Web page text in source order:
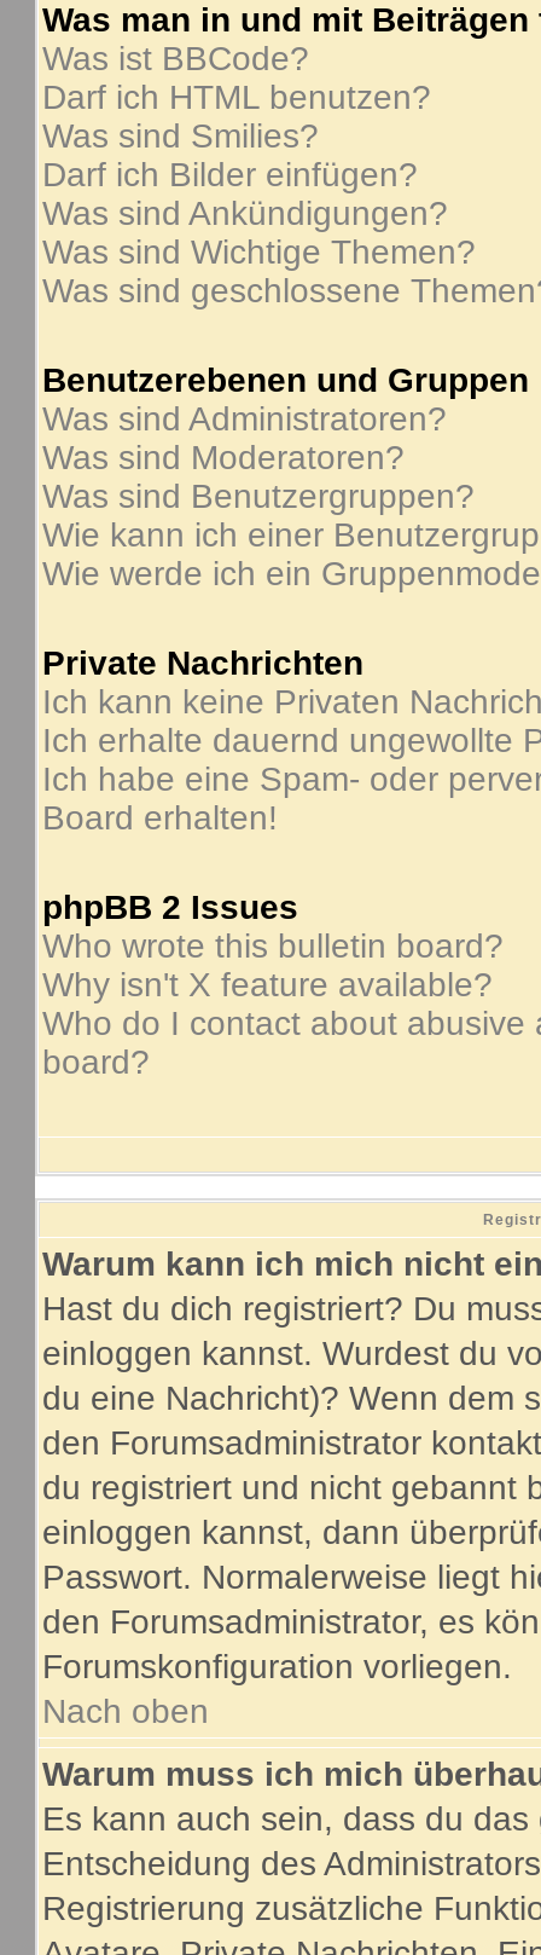
Was man in und mit Beiträgen
Was ist BBCode?
Darf ich HTML benutzen?
Was sind Smilies?
Darf ich Bilder einfügen?
Was sind Ankündigungen?
Was sind Wichtige Themen?
Was sind geschlossene
Benutzerebenen und Gruppen
Was sind Administratoren?
Was sind Moderatoren?
Was sind Benutzergruppen?
Wie kann ich einer
Wie werde ich ein
Private Nachrichten
Ich kann keine Privaten
Ich erhalte dauernd ungewollte
Ich habe eine Spam- oder
Board erhalten!
phpBB 2 Issues
Who wrote this bulletin board?
Why isn't X feature available?
Who do I contact about
board?
Warum kann ich mich nicht
Hast du dich registriert? Du
einloggen kannst. Wurdest du
du eine Nachricht)? Wenn dem
den Forumsadministrator
du registriert und nicht gebannt
einloggen kannst, dann
Passwort. Normalerweise liegt
den Forumsadministrator, es
Forumskonfiguration vorliegen.
Nach oben
Warum muss ich mich
Es kann auch sein, dass du
Entscheidung des
Registrierung zusätzliche